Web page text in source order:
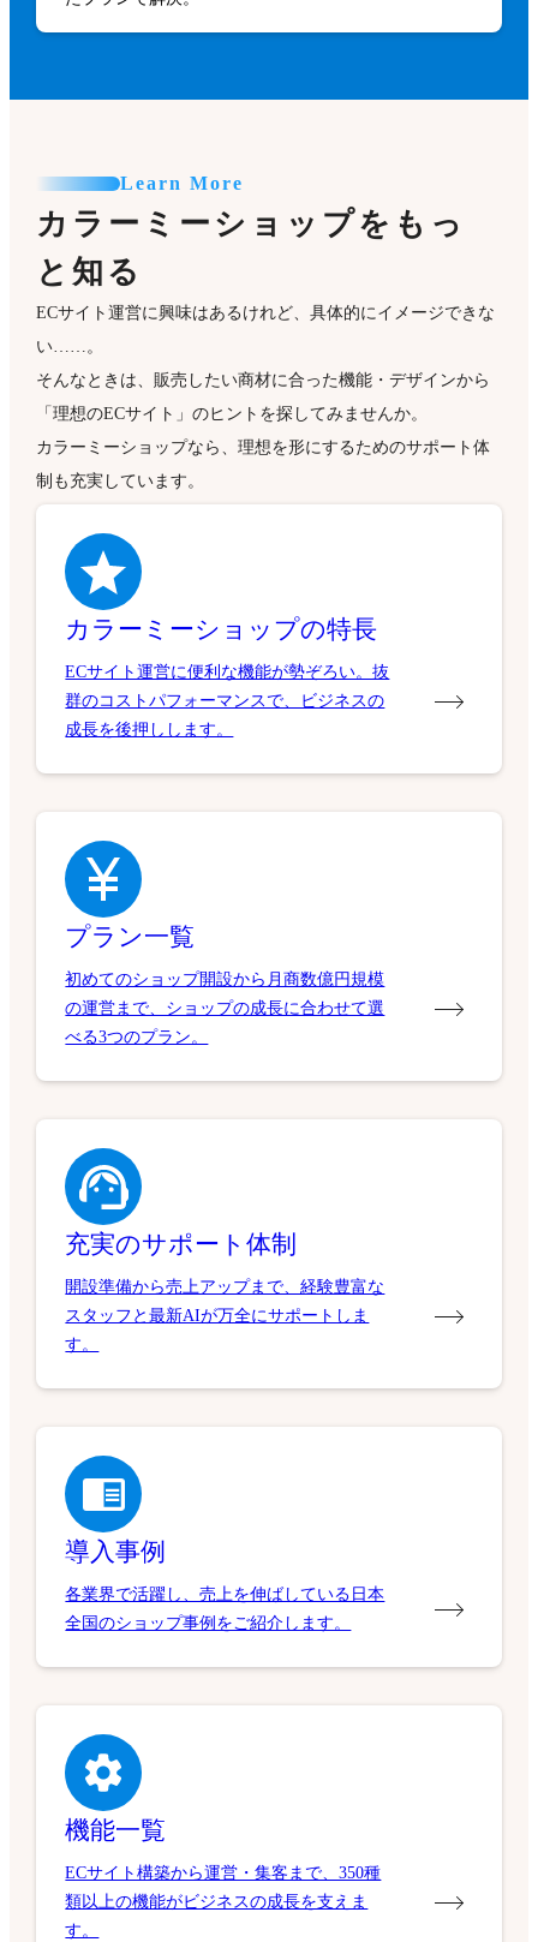
Learn More
カラーミーショップをもっ
と知る
ECサイト運営に興味はあるけれど、具体的にイメージできな
い……。
そんなときは、販売したい商材に合った機能・デザインから
「理想のECサイト」のヒントを探してみませんか。
カラーミーショップなら、理想を形にするためのサポート体
制も充実しています。
カラーミーショップの特長
ECサイト運営に便利な機能が勢ぞろい。抜
群のコストパフォーマンスで、ビジネスの
成長を後押しします。
プラン一覧
初めてのショップ開設から月商数億円規模
の運営まで、ショップの成長に合わせて選
べる3つのプラン。
充実のサポート体制
開設準備から売上アップまで、経験豊富な
スタッフと最新AIが万全にサポートしま
す。
導入事例
各業界で活躍し、売上を伸ばしている日本
全国のショップ事例をご紹介します。
機能一覧
ECサイト構築から運営・集客まで、350種
類以上の機能がビジネスの成長を支えま
す。